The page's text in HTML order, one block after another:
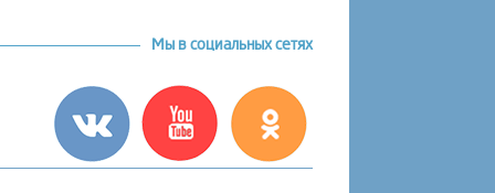
Мы в социальных сетях